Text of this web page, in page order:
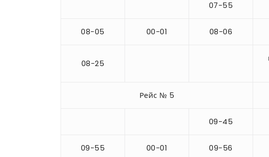
07-55
08-05 00-01 08-06
08-25
Рейс № 5
09-45
09-55 00-01 09-56